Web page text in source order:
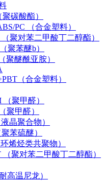
碳酸酯）
PC （合金塑料）
聚对苯二甲酸丁二醇酯）
聚苯醚b）
聚醚酰亚胺）
（合金塑料）
聚甲醛）
聚甲醛）
晶聚合物）
苯硫醚）
烯烃类共聚物）
（聚对苯二甲酸丁二醇酯）
高温尼龙）